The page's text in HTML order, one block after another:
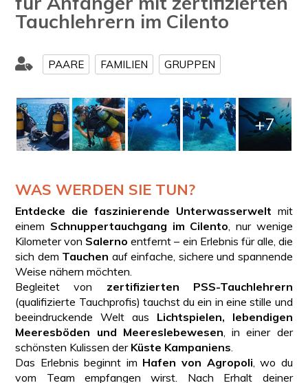
Tauchlehrern im Cilento
PAARE FAMILIEN GRUPPEN
+7
WAS WERDEN SIE TUN?
Entdecke die faszinierende Unterwasserwelt mit
einem Schnuppertauchgang im Cilento , nur wenige
Kilometer von Salerno entfernt – ein Erlebnis für alle, die
sich dem Tauchen auf einfache, sichere und spannende
Weise nähern möchten.
Begleitet von zertifizierten PSS-Tauchlehrern
(qualifizierte Tauchprofis) tauchst du ein in eine stille und
beeindruckende Welt aus Lichtspielen, lebendigen
Meeresböden und Meereslebewesen , in einer der
schönsten Kulissen der Küste Kampaniens
Das Erlebnis beginnt im Hafen von Agropoli , wo du
vom Team empfangen wirst. Nach Erhalt deiner